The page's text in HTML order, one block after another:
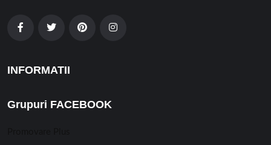
INFORMATII
Grupuri FACEBOOK